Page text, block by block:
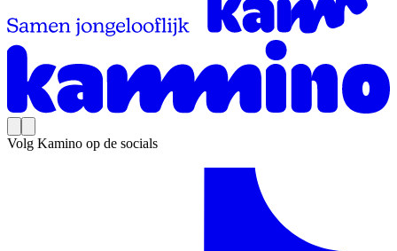
Volg Kamino op de socials